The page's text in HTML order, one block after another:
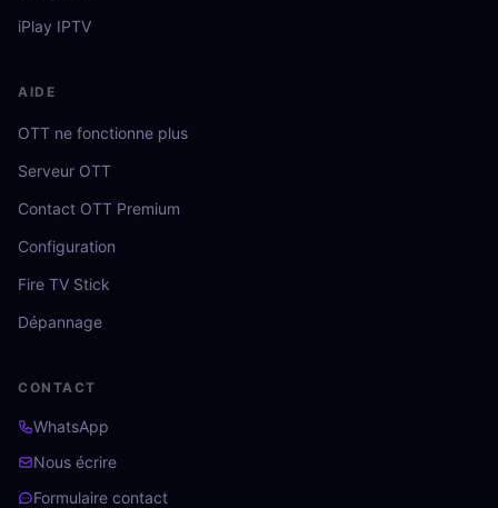
iPlay IPTV
AIDE
OTT ne fonctionne plus
Serveur OTT
Contact OTT Premium
Configuration
Fire TV Stick
Dépannage
CONTACT
WhatsApp
Nous écrire
Formulaire contact